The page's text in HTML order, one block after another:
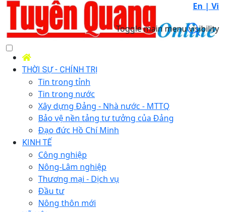
En | Vi
Toggle main menu visibility
THỜI SỰ - CHÍNH TRỊ
Tin trong tỉnh
Tin trong nước
Xây dựng Đảng - Nhà nước - MTTQ
Bảo vệ nền tảng tư tưởng của Đảng
Đạo đức Hồ Chí Minh
KINH TẾ
Công nghiệp
Nông-Lâm nghiệp
Thương mại - Dịch vụ
Đầu tư
Nông thôn mới